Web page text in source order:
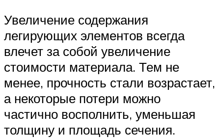
Увеличение содержания
легирующих элементов всегда
влечет за собой увеличение
стоимости материала. Тем не
менее, прочность стали возрастает,
а некоторые потери можно
частично восполнить, уменьшая
толщину и площадь сечения.